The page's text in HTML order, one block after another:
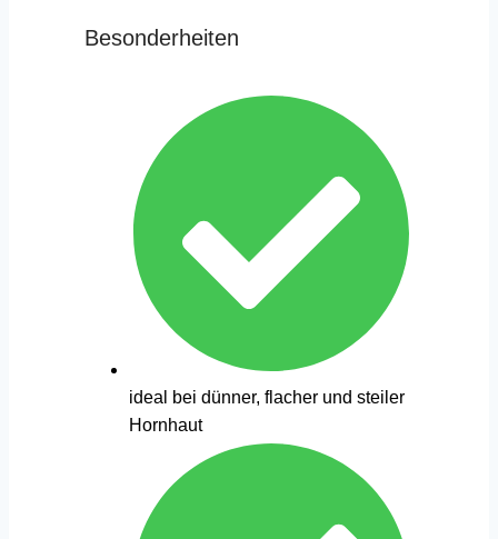
Besonderheiten
ideal bei dünner, flacher und steiler
Hornhaut